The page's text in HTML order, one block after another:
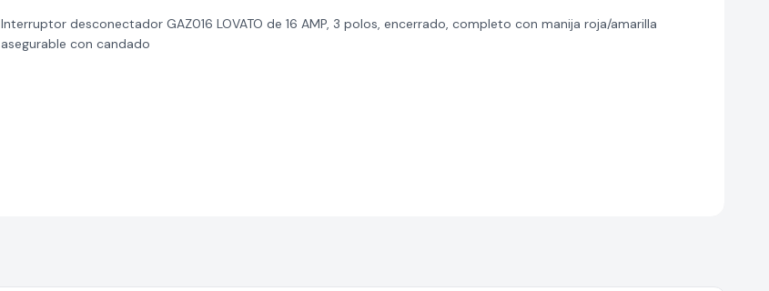
Interruptor desconectador GAZ016 LOVATO de 16 AMP, 3 polos, encerrado, completo con manija roja/amarilla
asegurable con candado